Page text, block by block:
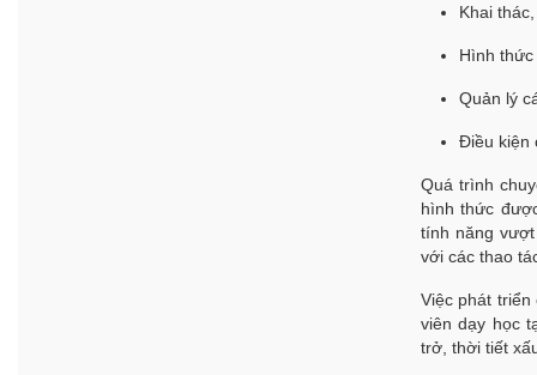
Khai
Hình
Quản lý
Điều kiện
Quá trình
hình thức
tính năng
với các thao
Việc phát
viên dạy học
trở, thời tiết